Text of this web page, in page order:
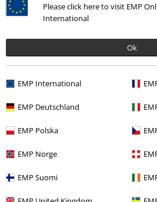
Please click here to visit EMP
International
Ok
EMP International
EMP Deutschland
EMP Polska
EMP Norge
EMP Suomi
49% DTO
PVPR59,99 € 30,39 €
Más categorías. Más opciones
Ofertas % Ropa Bañadores Trajes de
Ofertas % Juegos
Ofertas % Bañadores
Ofertas % Películas & TV
Gaming Top gaming merch Ubisoft